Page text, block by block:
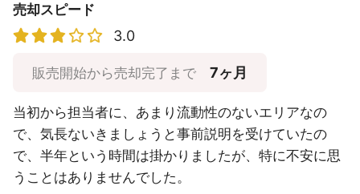
売却スピード
3.0
販売開始から売却完了まで 7ヶ月
当初から担当者に、あまり流動性のないエリアなの
で、気長ないきましょうと事前説明を受けていたの
で、半年という時間は掛かりましたが、特に不安に思
うことはありませんでした。